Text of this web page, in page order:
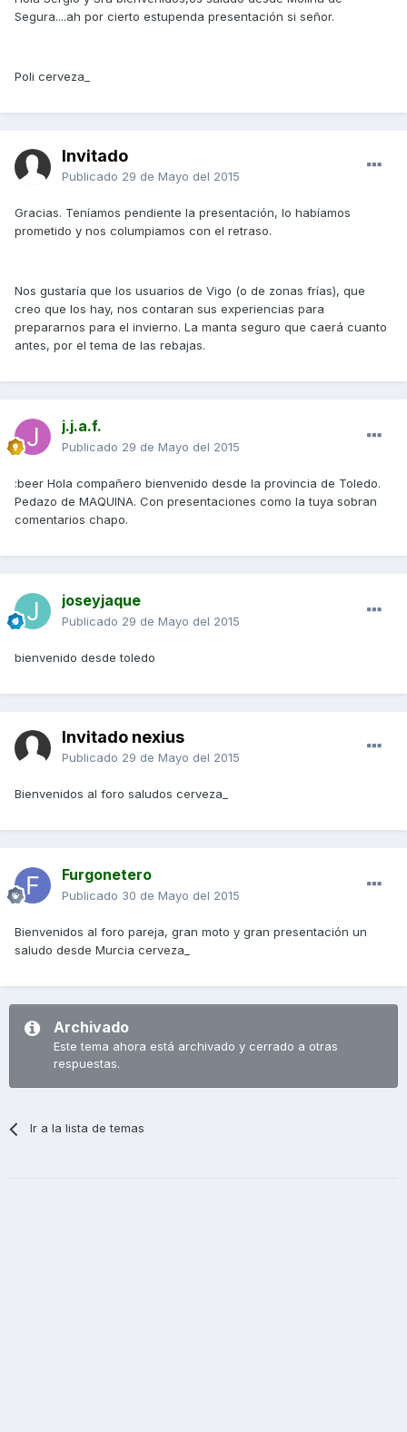
Segura....ah por cierto estupenda presentación si señor.
Poli cerveza_
Invitado
Publicado 29 de Mayo del 2015
Gracias. Teníamos pendiente la presentación, lo habíamos
prometido y nos columpiamos con el retraso.
Nos gustaría que los usuarios de Vigo (o de zonas frías), que
creo que los hay, nos contaran sus experiencias para
prepararnos para el invierno. La manta seguro que caerá cuanto
antes, por el tema de las rebajas.
j.j.a.f.
Publicado 29 de Mayo del 2015
:beer Hola compañero bienvenido desde la provincia de Toledo.
Pedazo de MAQUINA. Con presentaciones como la tuya sobran
comentarios chapo.
joseyjaque
Publicado 29 de Mayo del 2015
bienvenido desde toledo
Invitado nexius
Publicado 29 de Mayo del 2015
Bienvenidos al foro saludos cerveza_
Furgonetero
Publicado 30 de Mayo del 2015
Bienvenidos al foro pareja, gran moto y gran presentación un
saludo desde Murcia cerveza_
Archivado
Este tema ahora está archivado y cerrado a otras
respuestas.
Ir a la lista de temas